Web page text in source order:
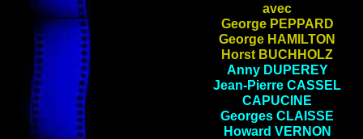
avec
George PEPPARD
George HAMILTON
Horst BUCHHOLZ
Anny DUPEREY
Jean-Pierre CASSEL
CAPUCINE
Georges CLAISSE
Howard VERNON